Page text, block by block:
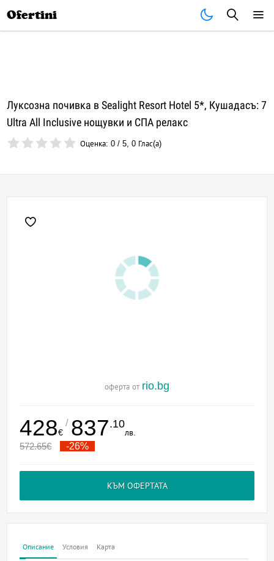
Ofertini
Луксозна почивка в Sealight Resort Hotel 5*, Кушадасъ: 7
Ultra All Inclusive нощувки и СПА релакс
Оценка:0 /5,0 Глас(а)
оферта от rio.bg
428€
/ 837.10
лв.
572.65€ -26%
КЪМ ОФЕРТАТА
Описание Условия Карта